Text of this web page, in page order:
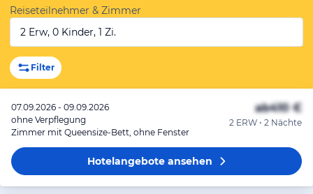
Reiseteilnehmer & Zimmer
2 Erw, 0 Kinder, 1 Zi.
Filter
07.09.2026 - 09.09.2026
ohne Verpflegung
Zimmer mit Queensize-Bett, ohne Fenster
ab410 €
2 ERW • 2 Nächte
Hotelangeboteansehen